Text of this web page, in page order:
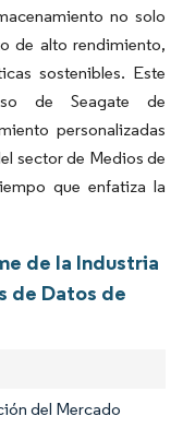
no solo
de alto rendimiento,
sostenibles. Este
de Seagate de
personalizadas
sector de Medios de
que enfatiza la
de la Industria
de Datos de
del Mercado